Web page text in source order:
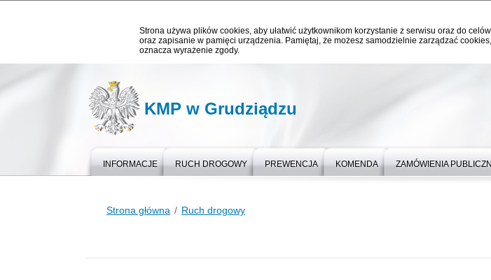
Strona używa plików cookies, aby ułatwić użytkownikom korzystanie z serwisu oraz do
oraz zapisanie w pamięci urządzenia. Pamiętaj, że możesz samodzielnie zarządzać
oznacza wyrażenie zgody.
KMP w Grudziądzu
INFORMACJE RUCH DROGOWY PREWENCJA KOMENDA ZAMÓWIENIA
Strona główna Ruch drogowy